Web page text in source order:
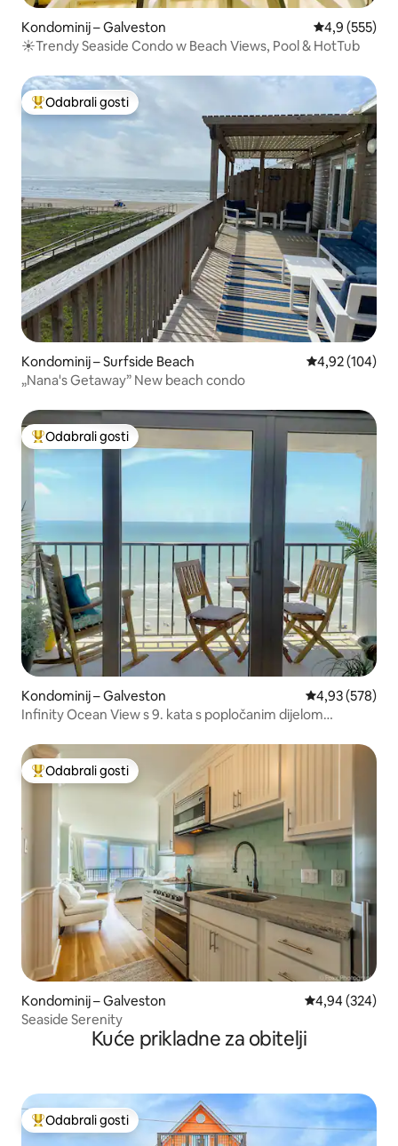
Kondominij – Galveston Prosječna
4,9 (555)
☀Trendy Seaside Condo w Beach Views, Pool & HotTub
Među najviše rangiranima s oznakom „Odabrali gosti”
Odabrali gosti
Kondominij – Surfside Beach Prosječna
4,92 (104)
„Nana's Getaway” New beach condo
Među najviše rangiranima s oznakom „Odabrali gosti”
Odabrali gosti
Kondominij – Galveston Prosječna
4,93 (578)
Infinity Ocean View s 9. kata s popločanim dijelom
Među najviše rangiranima s oznakom „Odabrali gosti”
Odabrali gosti
Kondominij – Galveston Prosječna
4,94 (324)
Seaside Serenity
Kuće prikladne za obitelji
Među najviše rangiranima s oznakom „Odabrali gosti”
Odabrali gosti